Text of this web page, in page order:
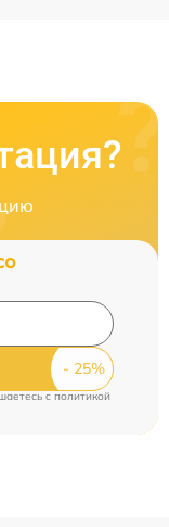
cполитикой